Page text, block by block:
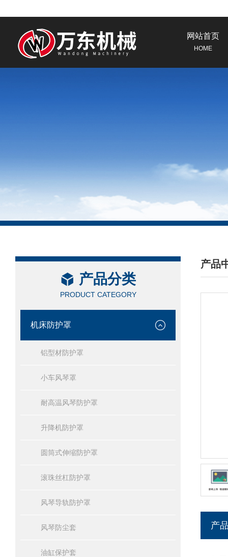
网站首页
HOME
产品分类
PRODUCT CATEGORY
机床防护罩
铝型材防护罩
小车风琴罩
耐高温风琴防护罩
升降机防护罩
圆筒式伸缩防护罩
滚珠丝杠防护罩
风琴导轨防护罩
风琴防尘套
油缸保护套
产品
/
产